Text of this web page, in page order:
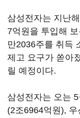
삼성전자는 지난
7억원을 투입해
만2036주를 취득
제고 요구가 쏟아
릴 예정이다.
삼성전자는 오는
(2조6964억원),